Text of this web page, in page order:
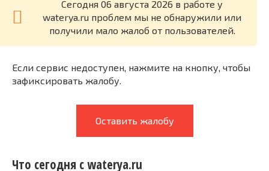
Cегодня 06 августа 2026 в работе у
waterya.ru проблем мы не обнаружили или
получили мало жалоб от пользователей.
Если сервис недоступен, нажмите на кнопку, чтобы
зафиксировать жалобу.
Оставить жалобу
Что сегодня с waterya.ru